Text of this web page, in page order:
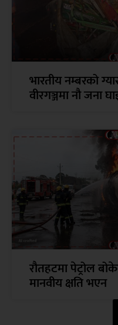
भारतीय नम्बरको
वीरगञ्जमा नौ जना
रौतहटमा पेट्रोल
मानवीय क्षति भएन